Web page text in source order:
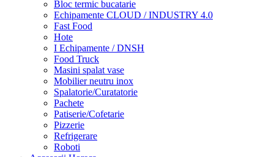
Bloc termic bucatarie
Echipamente CLOUD / INDUSTRY 4.0
Fast Food
Hote
I Echipamente / DNSH
Food Truck
Masini spalat vase
Mobilier neutru inox
Spalatorie/Curatatorie
Pachete
Patiserie/Cofetarie
Pizzerie
Refrigerare
Roboti